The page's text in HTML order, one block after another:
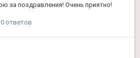
за поздравления! Очень приятно!
ответов